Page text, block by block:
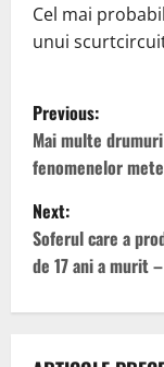
Cel mai
unui
P
o
s
t
n
Previous:
Mai multe
fenomenelor
Next:
Soferul care a
de 17 ani a murit